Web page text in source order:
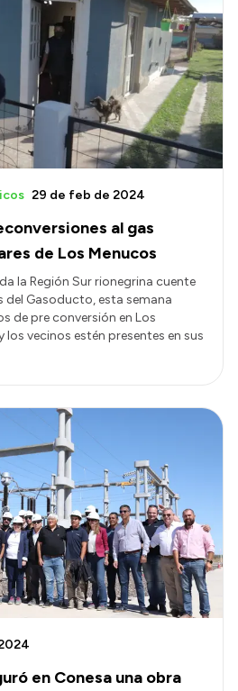
al gas
de Los Menucos
29 de feb de 2024
la Región Sur rionegrina cuente
del Gasoducto, esta semana
de pre conversión en Los
los vecinos estén presentes en sus
en Conesa una obra